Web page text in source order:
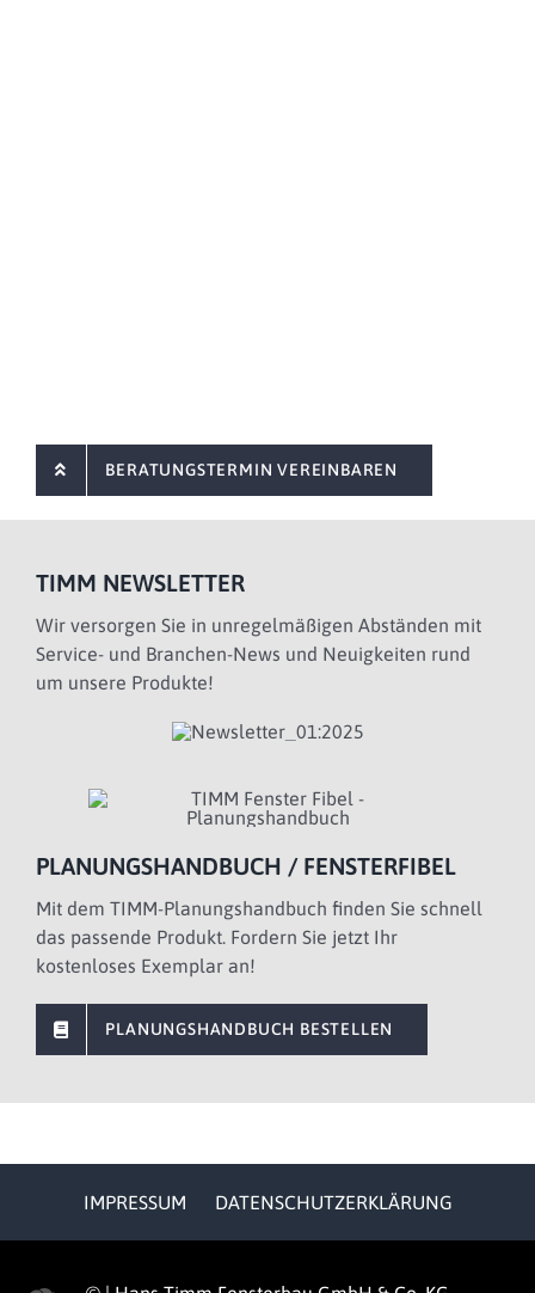
BERATUNGSTERMIN VEREINBAREN
TIMM NEWSLETTER
Wir versorgen Sie in unregelmäßigen Abständen mit
Service- und Branchen-News und Neuigkeiten rund
um unsere Produkte!
PLANUNGSHANDBUCH / FENSTERFIBEL
Mit dem TIMM-Planungshandbuch finden Sie schnell
das passende Produkt. Fordern Sie jetzt Ihr
kostenloses Exemplar an!
PLANUNGSHANDBUCH BESTELLEN
IMPRESSUM DATENSCHUTZERKLÄRUNG